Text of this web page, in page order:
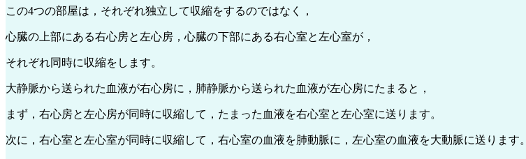
この4つの部屋は，それぞれ独立して収縮をするのではなく，
心臓の上部にある右心房と左心房，心臓の下部にある右心室と左心室が，
それぞれ同時に収縮をします。
大静脈から送られた血液が右心房に，肺静脈から送られた血液が左心房にたまると，
まず，右心房と左心房が同時に収縮して，たまった血液を右心室と左心室に送ります。
次に，右心室と左心室が同時に収縮して，右心室の血液を肺動脈に，左心室の血液を大動脈に送ります。